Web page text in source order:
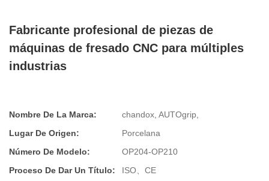
Fabricante profesional de piezas de
máquinas de fresado CNC para múltiples
industrias
Nombre De La Marca:
chandox, AUTOgrip,
Lugar De Origen:
Porcelana
Número De Modelo:
OP204-OP210
Proceso De Dar Un Título:
ISO、CE